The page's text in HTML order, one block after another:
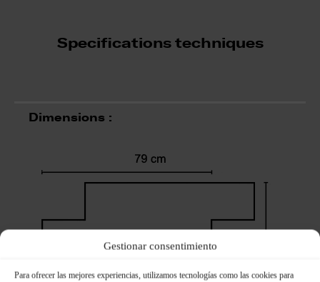
Gestionar consentimiento
Para ofrecer las mejores experiencias, utilizamos tecnologías como las cookies para
Specifications techniques
Dimensions :